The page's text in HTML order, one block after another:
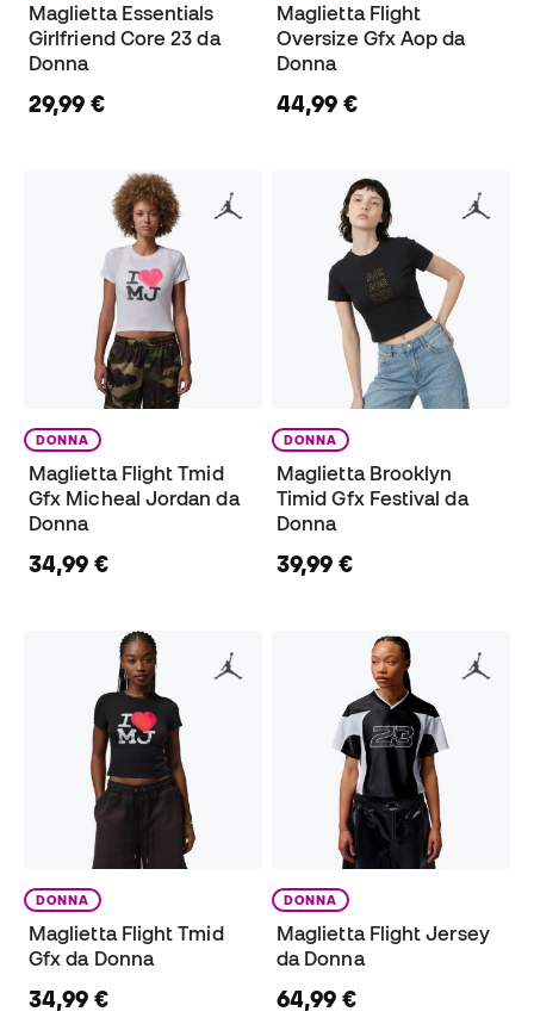
Maglietta Essentials
Girlfriend Core 23 da
Donna
29,99 €
Maglietta Flight
Oversize Gfx Aop da
Donna
44,99 €
DONNA
Maglietta Flight Tmid
Gfx Micheal Jordan da
Donna
34,99 €
DONNA
Maglietta Brooklyn
Timid Gfx Festival da
Donna
39,99 €
DONNA
Maglietta Flight Tmid
Gfx da Donna
34,99 €
DONNA
Maglietta Flight Jersey
da Donna
64,99 €